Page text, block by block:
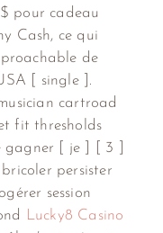
pour cadeau
Cash, ce qui
de
[ single ].
cartroad
fit thresholds
gagner [ je ] [ 3 ]
persister
session
Lucky8 Casino